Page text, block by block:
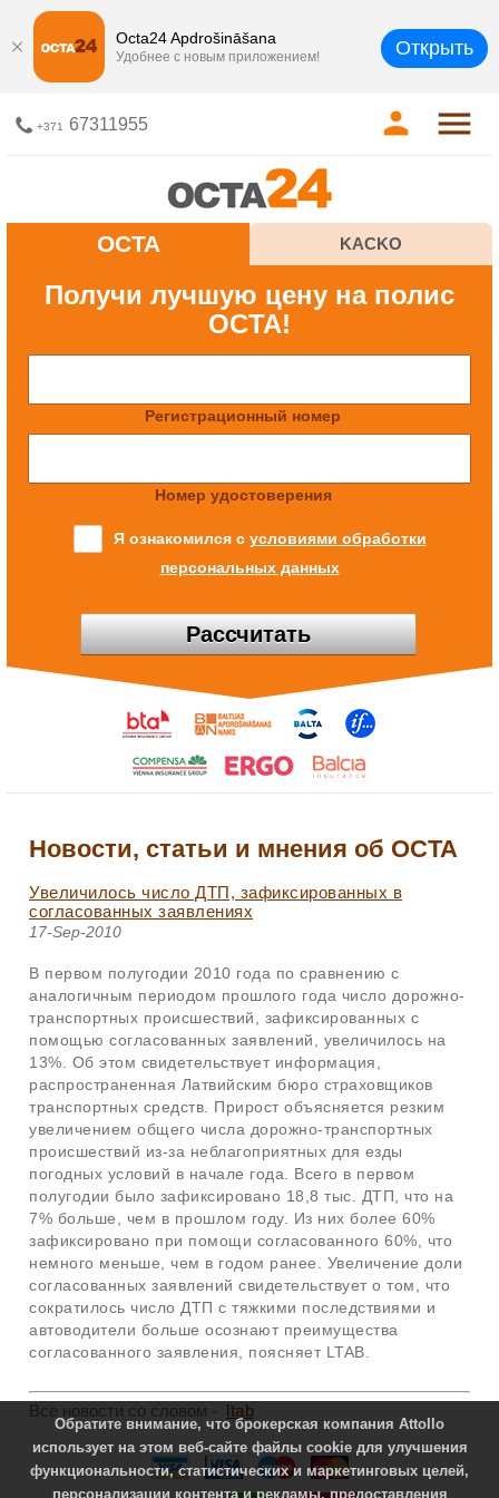
Octa24 Apdrošināšana
Удобнее с новым приложением! Открыть
+371 67311955
OCTA KACKO
Получи лучшую цену на полис
OCTA!
Регистрационный номер
Номер удостоверения
Я ознакомился с условиями обработки
персональных данных
Рассчитать
Новости, статьи и мнения об OCTA
Увеличилось число ДТП, зафиксированных в
согласованных заявлениях
17-Sep-2010
В первом полугодии 2010 года по сравнению с
аналогичным периодом прошлого года число дорожно-
транспортных происшествий, зафиксированных с
помощью согласованных заявлений, увеличилось на
13%. Об этом свидетельствует информация,
распространенная Латвийским бюро страховщиков
транспортных средств. Прирост объясняется резким
увеличением общего числа дорожно-транспортных
происшествий из-за неблагоприятных для езды
погодных условий в начале года. Всего в первом
полугодии было зафиксировано 18,8 тыс. ДТП, что на
7% больше, чем в прошлом году. Из них более 60%
зафиксировано при помощи согласованного 60%, что
немного меньше, чем в годом ранее. Увеличение доли
согласованных заявлений свидетельствует о том, что
сократилось число ДТП с тяжкими последствиями и
автоводители больше осознают преимущества
согласованного заявления, поясняет LTAB.
Все новости со словом - ltab
Обратите внимание, что брокерская компания Attollo
использует на этом веб-сайте файлы cookie для улучшения
функциональности, статистических и маркетинговых целей,
персонализации контента и рекламы, предоставления